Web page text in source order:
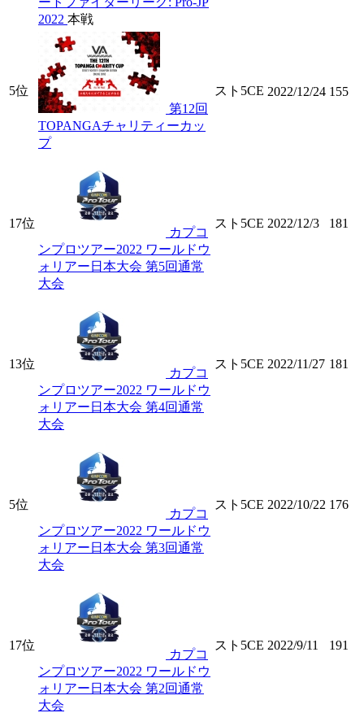
2022 本戦
5位
第12回
TOPANGAチャリティーカッ
プ
スト5CE 2022/12/24 155
17位
カプコ
ンプロツアー2022 ワールドウ
ォリアー日本大会 第5回通常
大会
スト5CE 2022/12/3 181
13位
カプコ
ンプロツアー2022 ワールドウ
ォリアー日本大会 第4回通常
大会
スト5CE 2022/11/27 181
5位
カプコ
ンプロツアー2022 ワールドウ
ォリアー日本大会 第3回通常
大会
スト5CE 2022/10/22 176
17位
カプコ
ンプロツアー2022 ワールドウ
ォリアー日本大会 第2回通常
大会
スト5CE 2022/9/11 191